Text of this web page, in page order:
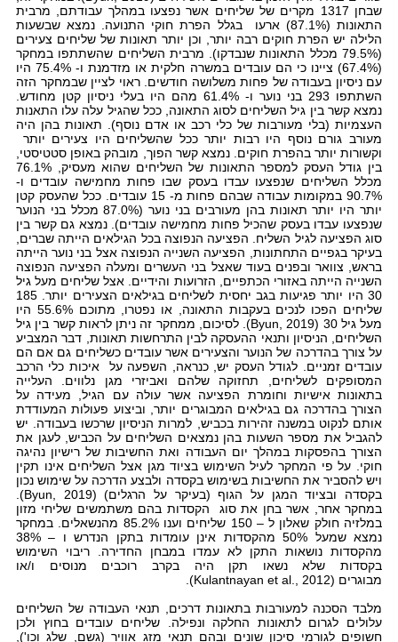
שבחן 1317 מקרים של שליחים אשר נפצעו במהלך עבודתם, מרבית
התאונות (87.1%) ארעו בגלל הפרת חוקי התנועה. נמצא שבשעות
הלילה יש הפרת חוקים רבה יותר, וכן יותר תאונות של שליחים צעירים
(79.5% מכלל התאונות שנבדקו). מרבית השליחים שהשתתפו במחקר
(67.4%) ציינו כי הם עובדים במשרה חלקית או מזדמנת ו- 75.4% היו
עם ניסיון בעבודה של פחות משלושה חודשים. ראוי לציין שבמחקר הזה
השתתפו 293 בני נוער ו- 61.4% מהם היו בעלי ניסיון קטן מחודש.
נמצא קשר בין גיל השליחים לסוג התאונה, ככל שהגיל עלה עלו התאנות
העצמיות (בלי מעורבות של כלי רכב או אדם נוסף). תאונות בהן היה
מעורב גורם נוסף היו רבות יותר ככל שהשליחים היו צעירים יותר
וקשורות יותר בהפרת חוקים. נמצא קשר הפוך, מובהק באופן סטטיסטי,
בין גודל העסק למספר התאונות של השליחים שהוא מעסיק, 76.1%
מכלל השליחים שנפצעו עבדו בעסק שבו פחות מחמישה עובדים ו-
90.7% במקומות עבודה שבהם פחות מ- 15 עובדים. ככל שהעסק קטן
יותר היו יותר תאונות בהן מעורבים בני נוער (87.0% מכלל בני הנוער
שנפצעו עבדו בעסק שהכיל פחות מחמישה עובדים). נמצא גם קשר בין
סוג הפציעה לגיל השליח. הפציעה הנפוצה בכל הגילאים הייתה שברים,
בעיקר בגפיים התחתונות, הפציעה השנייה הנפוצה אצל בני נוער הייתה
בראש, צוואר ובפנים בעוד שאצל בני העשרים ומעלה הפציעה הנפוצה
השנייה הייתה באזורי הכתפיים, הזרועות והידיים. אצל שליחים מעל גיל
30 היו יותר פגיעות בגב יחסית לשליחים בגילאים הצעירים יותר. 185
שליחים הפכו לנכים בעקבות התאונה, או נפטרו, מתוכם 55.6% היו
מעל גיל 30 (Byun, 2019). לסיכום, ממחקר זה ניתן לראות קשר בין גיל
השליחים, הניסיון ותנאי ההעסקה לבין התרחשות תאונות, דבר המצביע
על צורך בהדרכה של הנוער והצעירים אשר עובדים כשליחים גם אם הם
עובדים זמניים. לגודל העסק יש, כנראה, השפעה על איכות כלי הרכב
המסופקים לשליחים, תחזוקה שלהם ואביזרי מגן נלווים. העלייה
בתאונות אישיות וחומרת הפציעה אשר עולה עם הגיל, מעידה על
הצורך בהדרכה גם בגילאים המבוגרים יותר, וביצוע פעולות המעודדת
אותם לנקוט במשנה זהירות בכביש, למרות הניסיון שרכשו בעבודה. יש
להגביל את מספר השעות בהן נמצאים השליחים על הכביש, לעגן את
הצורך בהפסקות במהלך יום העבודה ואת החשיבות של רישיון נהיגה
חוקי. על פי המחקר לעיל השימוש בציוד מגן אצל השליחים אינו תקין
ויש להסביר את החשיבות בשימוש בקסדה ולבצע הדרכה על שימוש נכון
בקסדה ובציוד המגן על הגוף (בעיקר על הרגלים) (Byun, 2019).
במחקר אחר, אשר בחן את סוג הקסדות בהם משתמשים שליחי מזון
במלזיה חולק שאלון ל – 150 שליחים וענו 85.2% מהנשאלים. במחקר
נמצא שמעל 50% מהקסדות אינן עומדות בתקן הנדרש ו – 38%
מהקסדות נושאות התקן לא עמדו במבחן החדירה. ריבוי השימוש
בקסדות שלא נשאו תקן היה בקרב רוכבים מנוסים ו/או
מבוגרים (Kulantnayan et al., 2012).
מלבד הסכנה למעורבות בתאונות דרכים, תנאי העבודה של השליחים
עלולים לגרום לתאונות החלקה ונפילה. שליחים עובדים בחוץ ולכן
חשופים לגורמי סיכון שונים ובהם תנאי מזג אוויר (גשם, שלג וכו'),